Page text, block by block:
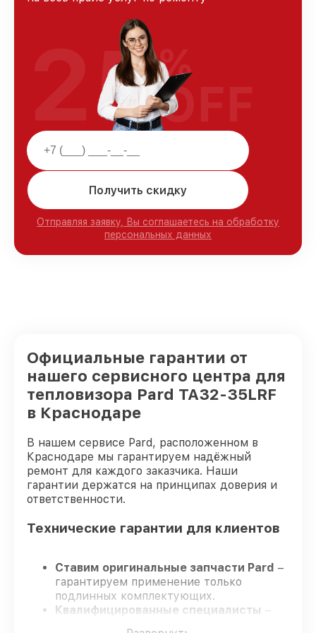
Получить скидку
Отправляя заявку, Вы соглашаетесь на обработку
персональных данных
25%
OFF
Официальные гарантии от
нашего сервисного центра для
тепловизора Pard TA32-35LRF
в Краснодаре
В нашем сервисе Pard, расположенном в
Краснодаре мы гарантируем надёжный
ремонт для каждого заказчика. Наши
гарантии держатся на принципах доверия и
ответственности.
Технические гарантии для клиентов
Ставим оригинальные запчасти Pard –
гарантируем применение только
подлинных комплектующих.
Квалифицированные специалисты –